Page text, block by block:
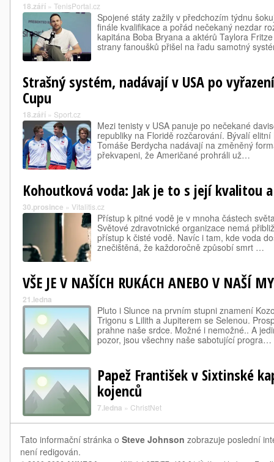
18.září » TenisPortal.cz
Spojené státy zažily v předchozím týdnu
finále kvalifikace a pořád nečekaný nezdar
kapitána Boba Bryana a aktérů Taylora
strany fanoušků přišel na řadu samotný
Strašný systém, nadávají v USA po
Cupu
18.září » Sport.cz
Mezi tenisty v USA panuje po nečekané
republiky na Floridě rozčarování. Bývalí
Tomáše Berdycha nadávají na změněný
překvapeni, že Američané prohráli už…
Kohoutková voda: Jak je to s její kvalitou
30.prosince » Vitalitis.cz
Přístup k pitné vodě je v mnoha částech
Světové zdravotnické organizace nemá
přístup k čisté vodě. Navíc i tam, kde voda
znečištěná, že každoročně způsobí smrt …
VŠE JE V NAŠÍCH RUKÁCH ANEBO V NAŠÍ
21.ledna
Pluto i Slunce na prvním stupni znamení
Trigonu s Lilith a Jupiterem se Selenou.
prahne naše srdce. Možné i nemožné.. A
pozor, jsou všechny naše sabotující progra…
Papež František v Sixtinské
kojenců
7.ledna » ChristNet
Tato informační stránka o Steve Johnson zobrazuje poslední
není redigován.